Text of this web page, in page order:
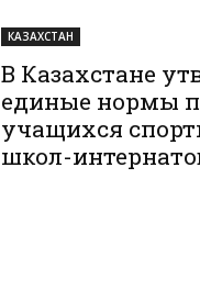
КАЗАХСТАН
В Казахстане
единые нормы
учащихся
школ-